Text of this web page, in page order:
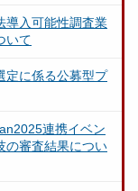
導入可能性調査業
いて
定に係る公募型プ
連携イベン
の審査結果につい